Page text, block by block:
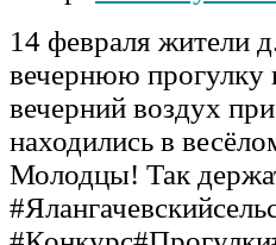
14 февраля жители
вечернюю
вечерний воздух
находились в
Молодцы! Так